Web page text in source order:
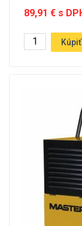
89,91 € s
Kúpiť